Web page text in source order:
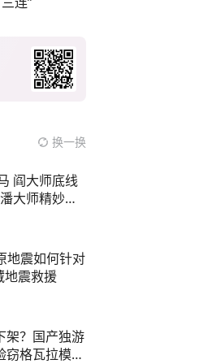
换一换
地震如何针对
地震救援
架？国产独游
窃格瓦拉模拟